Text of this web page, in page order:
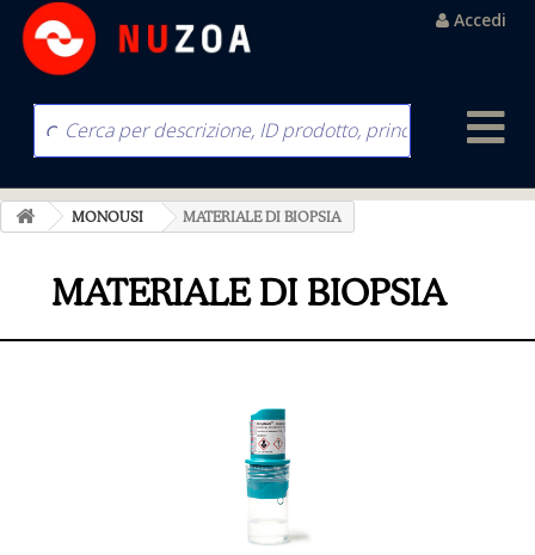
Accedi
MONOUSI MATERIALE DI BIOPSIA
MATERIALE DI BIOPSIA